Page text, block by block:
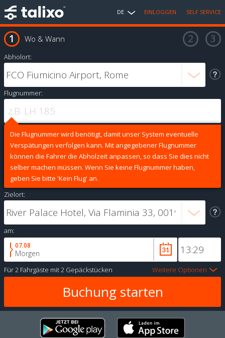
DE EINLOGGEN SELF SERVICE
Wo & Wann
Abholort:
Flugnummer:
Die Flugnummer wird benötigt, damit unser System eventuelle
Verspätungen verfolgen kann. Mit angegebener Flugnummer
können die Fahrer die Abholzeit anpassen, so dass Sie dies nicht
selber machen müssen. Wenn Sie keine Flugnummer haben,
geben Sie bitte 'Kein Flug' an.
Zielort:
am:
07.08
Morgen
Für2 Fahrgäste mit2 Gepäckstücken Weitere Optionen